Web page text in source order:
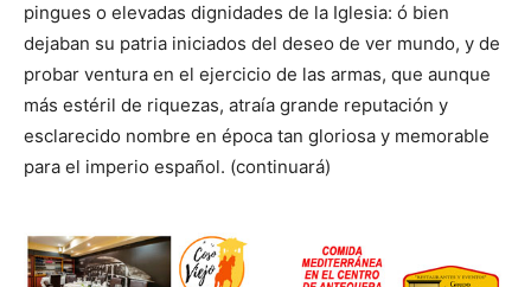
pingues o elevadas dignidades de la Iglesia: ó bien
dejaban su patria iniciados del deseo de ver mundo, y de
probar ventura en el ejercicio de las armas, que aunque
más estéril de riquezas, atraía grande reputación y
esclarecido nombre en época tan gloriosa y memorable
para el imperio español. (continuará)